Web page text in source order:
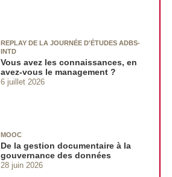
REPLAY DE LA JOURNÉE D'ÉTUDES ADBS-
INTD
Vous avez les connaissances, en
avez‑vous le management ?
6 juillet 2026
MOOC
De la gestion documentaire à la
gouvernance des données
28 juin 2026